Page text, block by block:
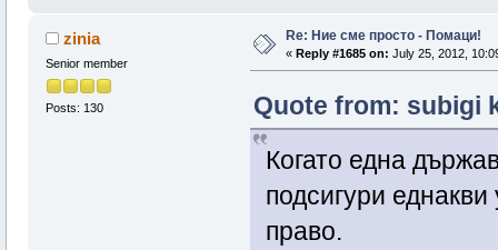
zinia
Senior member
Posts: 130
Re: Ние сме просто - Помаци!
« Reply #1685 on: July 25, 2012,
Quote from: subigi
Когато една
подсигури
право.